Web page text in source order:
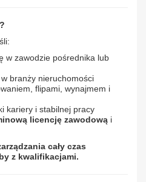
w zawodzie pośrednika lub
branży nieruchomości
flipami, wynajmem i
kariery i stabilnej pracy
licencję zawodową i
cały czas
z kwalifikacjami.